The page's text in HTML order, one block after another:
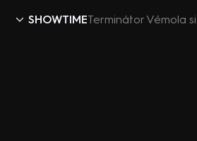
SHOWTIME